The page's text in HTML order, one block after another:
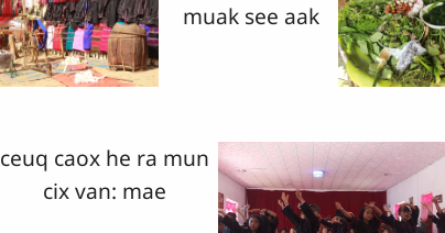
muak see aak
ceuq caox he ra mun
cix van: mae